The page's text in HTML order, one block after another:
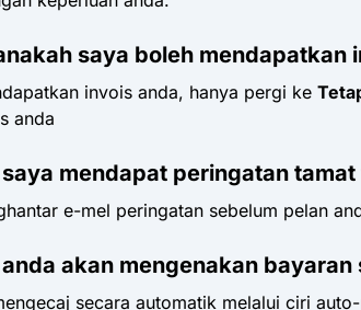
saya boleh mendapatkan
invois anda, hanya pergi ke
anda
mendapat peringatan
e-mel peringatan sebelum pelan
akan mengenakan
secara automatik melalui ciri